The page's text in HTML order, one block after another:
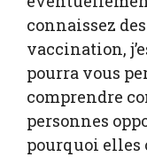
connaissez
vaccination,
pourra vous
comprendre
personnes
pourquoi elles